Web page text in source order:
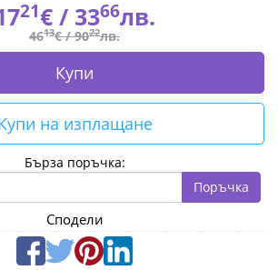
21€ / 3366лв.
4613€ /9022лв.
Купи
на изплащане
Бърза поръчка:
Поръчка
Сподели